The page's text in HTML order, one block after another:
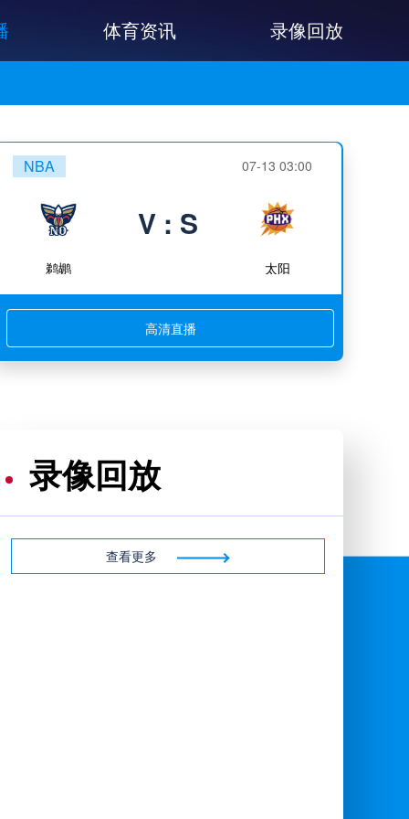
体育资讯 录像回放
NBA 07-13 03:00
鹈鹕
V : S
太阳
高清直播
录像回放
查看更多